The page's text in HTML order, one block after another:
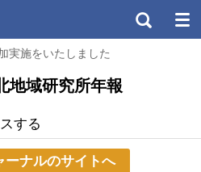
実施をいたしました
地域研究所年報
する
ーナルのサイトへ